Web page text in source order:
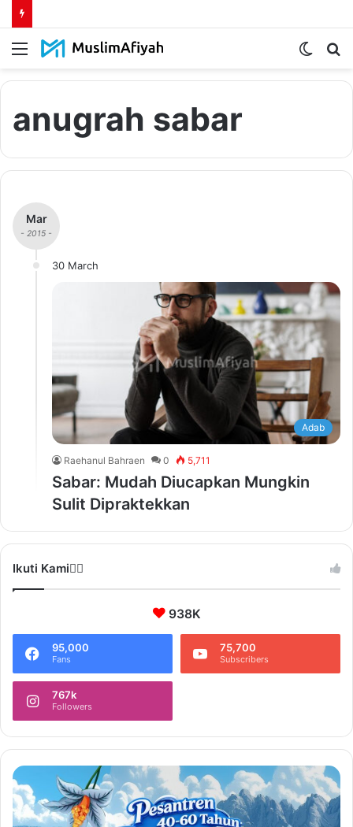
Menu
Switch
anugrah sabar
Mar
- 2015 -
30 March
Adab
Raehanul Bahraen 0 5,711
Sabar: Mudah Diucapkan Mungkin
Sulit Dipraktekkan
Ikuti Kami❤️‍🔥
938K
95,000
Fans
75,700
Subscribers
767k
Followers